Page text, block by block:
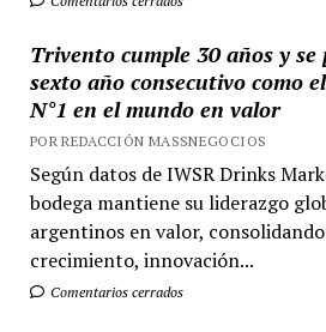
Trivento cumple 30 años y se
sexto año consecutivo como
N°1 en el mundo en valor
POR REDACCIÓN MASSNEGOCIOS
Según datos de IWSR Drinks
bodega mantiene su liderazgo
argentinos en valor,
crecimiento, innovación...
Comentarios cerrados